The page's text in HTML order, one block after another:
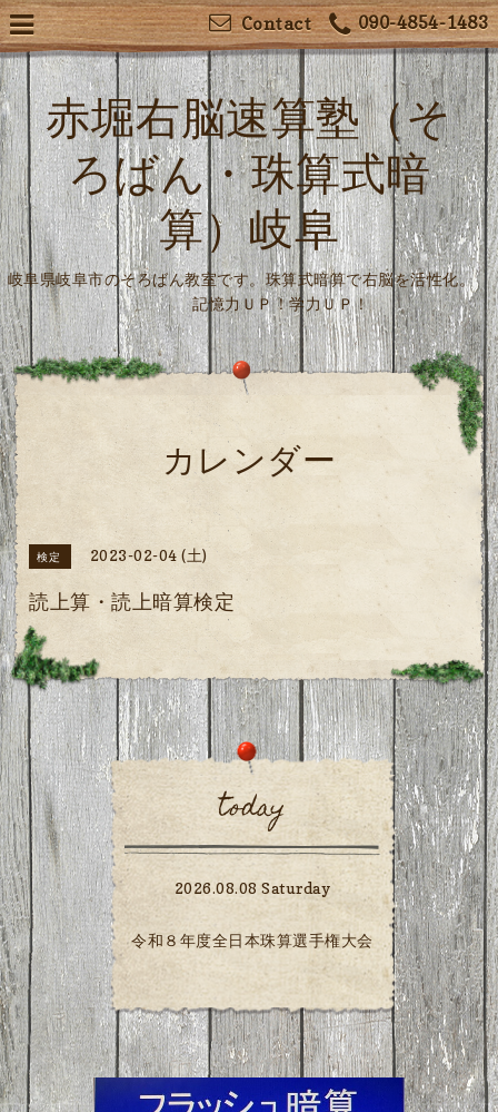
090-4854-1483
Contact
赤堀右脳速算塾（そ
ろばん・珠算式暗
算）岐阜
岐阜県岐阜市のそろばん教室です。珠算式暗算で右脳を活性化。
記憶力ＵＰ！学力ＵＰ！
カレンダー
検定 2023-02-04 (土)
読上算・読上暗算検定
today
2026.08.08 Saturday
令和８年度全日本珠算選手権大会